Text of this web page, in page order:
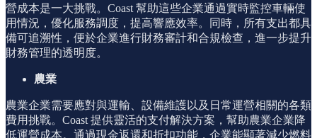
營成本是一大挑戰。Coast 幫助這些企業通過實時監控車輛使
用情況，優化服務調度，提高響應效率。同時，所有支出都具
備可追溯性，便於企業進行財務審計和合規檢查，進一步提升
財務管理的透明度。
農業
農業企業需要應對與運輸、設備維護以及日常運營相關的各類
費用挑戰。Coast 提供靈活的支付解決方案，幫助農業企業降
低運營成本。通過現金返還和折扣功能，企業能顯著減少燃料